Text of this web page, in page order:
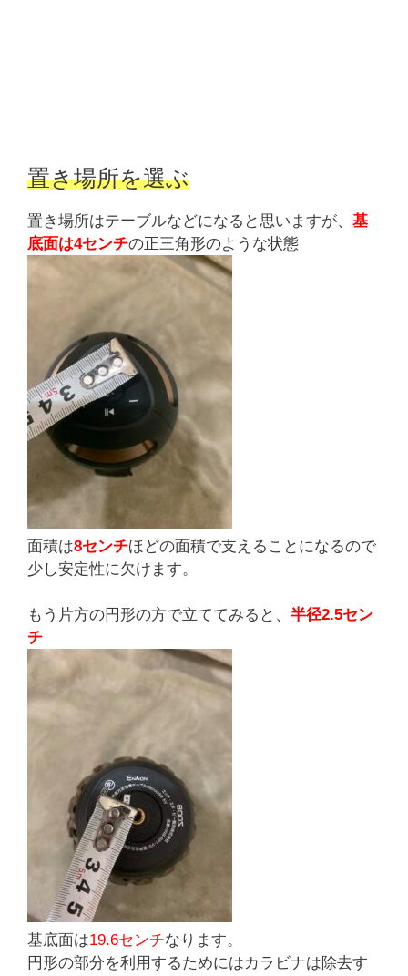
置き場所を選ぶ
置き場所はテーブルなどになると思いますが、 基
底面は4センチの正三角形のような状態
面積は8センチほどの面積で支えることになるので
少し安定性に欠けます。
もう片方の円形の方で立ててみると、 半径2.5セン
チ
基底面は19.6センチなります。
円形の部分を利用するためにはカラビナは除去す